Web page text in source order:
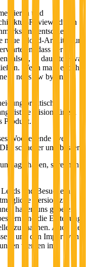
und
Reviews durch
und entschieden
neue Cloud-Architektur
dass der
falsch, es dauerte etwa
Wenn man jedoch
is not slow by any
praktisch
Vision für ein
Produkt.
Wochenende live
schneller und besser:
haben, sprechen
und Besuchern
Version zu
haben uns gebeten,
und die Erstellung
zu machen. Auch die
und den Import von
werden im